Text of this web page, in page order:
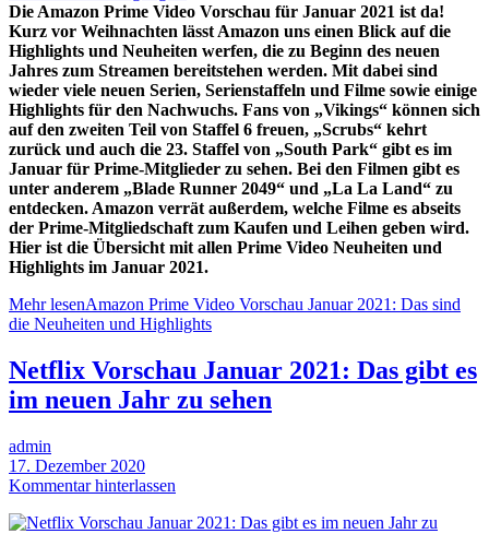
Die Amazon Prime Video Vorschau für Januar 2021 ist da!
Kurz vor Weihnachten lässt Amazon uns einen Blick auf die
Highlights und Neuheiten werfen, die zu Beginn des neuen
Jahres zum Streamen bereitstehen werden. Mit dabei sind
wieder viele neuen Serien, Serienstaffeln und Filme sowie einige
Highlights für den Nachwuchs. Fans von „Vikings“ können sich
auf den zweiten Teil von Staffel 6 freuen, „Scrubs“ kehrt
zurück und auch die 23. Staffel von „South Park“ gibt es im
Januar für Prime-Mitglieder zu sehen. Bei den Filmen gibt es
unter anderem „Blade Runner 2049“ und „La La Land“ zu
entdecken. Amazon verrät außerdem, welche Filme es abseits
der Prime-Mitgliedschaft zum Kaufen und Leihen geben wird.
Hier ist die Übersicht mit allen Prime Video Neuheiten und
Highlights im Januar 2021.
Mehr lesenAmazon Prime Video Vorschau Januar 2021: Das sind
die Neuheiten und Highlights
Netflix Vorschau Januar 2021: Das gibt es
im neuen Jahr zu sehen
admin
17. Dezember 2020
Kommentar hinterlassen